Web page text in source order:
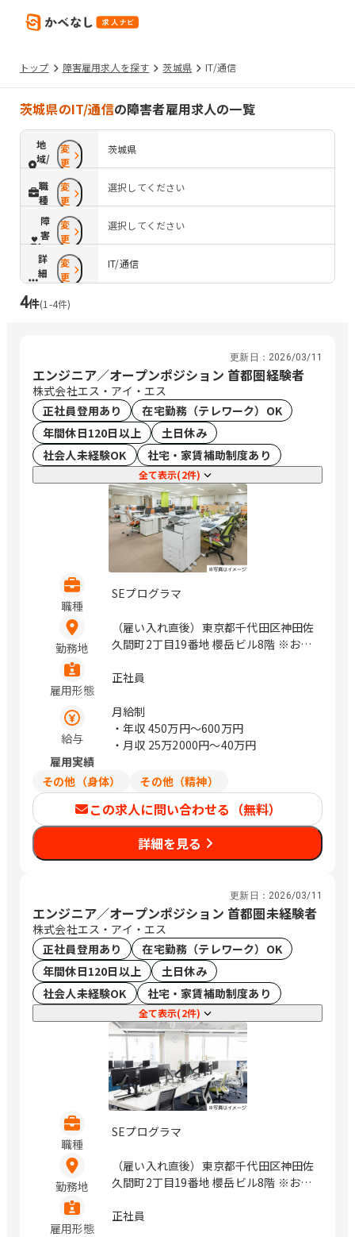
トップ 障害雇用求人を探す 茨城県 IT/通信
茨城県のIT/通信の障害者雇用求人の一覧
地
域/
路
線
変
更
茨城県
職
種
変
更
選択してください
障
害
配
慮
変
更
選択してください
詳
細
条
件
変
更
IT/通信
4件(1 -4件)
更新日： 2026/03/11
エンジニア／オープンポジション 首都圏経験者
株式会社エス・アイ・エス
正社員登用あり
在宅勤務（テレワーク）OK
年間休日120日以上
土日休み
社会人未経験OK
社宅・家賃補助制度あり
全て表示(2件)
職種
SEプログラマ
勤務地
（雇い入れ直後）東京都千代田区神田佐
久間町2丁目19番地 櫻岳ビル8階 ※お客
住地を考慮して無理のない範囲で常駐先
雇用形態
正社員
給与
月給制
・年収 450万円〜600万円
・月収 25万2000円〜40万円
雇用実績
その他（身体）
その他（精神）
この求人に問い合わせる（無料）
詳細を見る
更新日： 2026/03/11
エンジニア／オープンポジション 首都圏未経験者
株式会社エス・アイ・エス
正社員登用あり
在宅勤務（テレワーク）OK
年間休日120日以上
土日休み
社会人未経験OK
社宅・家賃補助制度あり
全て表示(2件)
職種
SEプログラマ
勤務地
（雇い入れ直後）東京都千代田区神田佐
久間町2丁目19番地 櫻岳ビル8階 ※お客
住地を考慮して無理のない範囲で常駐先
雇用形態
正社員